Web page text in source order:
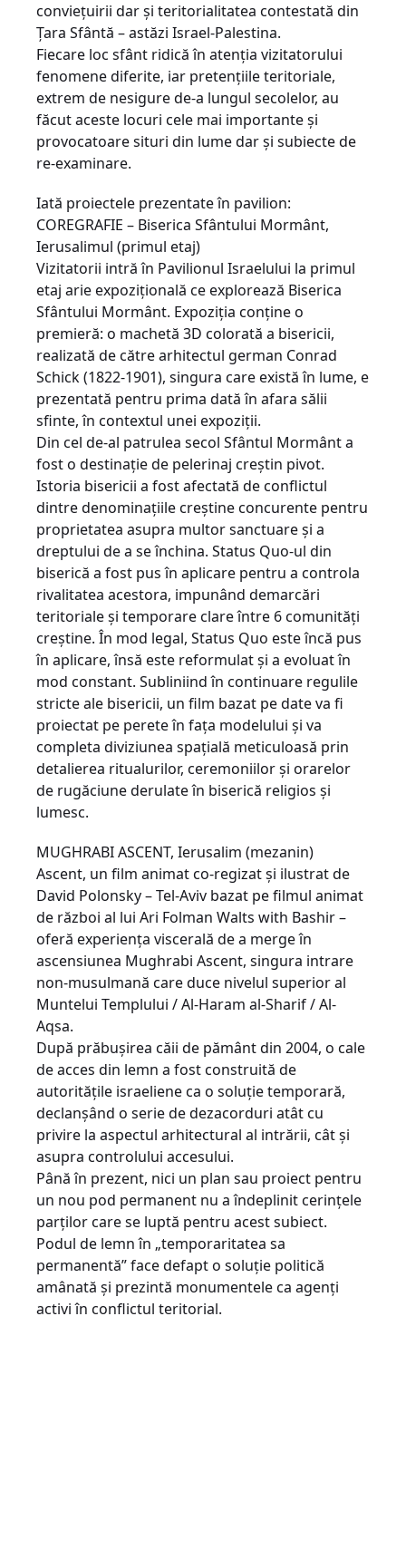
conviețuirii dar și teritorialitatea contestată din
Țara Sfântă – astăzi Israel-Palestina.
Fiecare loc sfânt ridică în atenția vizitatorului
fenomene diferite, iar pretențiile teritoriale,
extrem de nesigure de-a lungul secolelor, au
făcut aceste locuri cele mai importante și
provocatoare situri din lume dar și subiecte de
re-examinare.
Iată proiectele prezentate în pavilion:
COREGRAFIE – Biserica Sfântului Mormânt,
Ierusalimul (primul etaj)
Vizitatorii intră în Pavilionul Israelului la primul
etaj arie expozițională ce explorează Biserica
Sfântului Mormânt. Expoziția conține o
premieră: o machetă 3D colorată a bisericii,
realizată de către arhitectul german Conrad
Schick (1822-1901), singura care există în lume, e
prezentată pentru prima dată în afara sălii
sfinte, în contextul unei expoziții.
Din cel de-al patrulea secol Sfântul Mormânt a
fost o destinație de pelerinaj creștin pivot.
Istoria bisericii a fost afectată de conflictul
dintre denominațiile creștine concurente pentru
proprietatea asupra multor sanctuare și a
dreptului de a se închina. Status Quo-ul din
biserică a fost pus în aplicare pentru a controla
rivalitatea acestora, impunând demarcări
teritoriale și temporare clare între 6 comunități
creștine. În mod legal, Status Quo este încă pus
în aplicare, însă este reformulat și a evoluat în
mod constant. Subliniind în continuare regulile
stricte ale bisericii, un film bazat pe date va fi
proiectat pe perete în fața modelului și va
completa diviziunea spațială meticuloasă prin
detalierea ritualurilor, ceremoniilor și orarelor
de rugăciune derulate în biserică religios și
lumesc.
MUGHRABI ASCENT, Ierusalim (mezanin)
Ascent, un film animat co-regizat și ilustrat de
David Polonsky – Tel-Aviv bazat pe filmul animat
de război al lui Ari Folman Walts with Bashir –
oferă experiența viscerală de a merge în
ascensiunea Mughrabi Ascent, singura intrare
non-musulmană care duce nivelul superior al
Muntelui Templului / Al-Haram al-Sharif / Al-
Aqsa.
După prăbușirea căii de pământ din 2004, o cale
de acces din lemn a fost construită de
autoritățile israeliene ca o soluție temporară,
declanșând o serie de dezacorduri atât cu
privire la aspectul arhitectural al intrării, cât și
asupra controlului accesului.
Până în prezent, nici un plan sau proiect pentru
un nou pod permanent nu a îndeplinit cerințele
parților care se luptă pentru acest subiect.
Podul de lemn în „temporaritatea sa
permanentă” face defapt o soluție politică
amânată și prezintă monumentele ca agenți
activi în conflictul teritorial.